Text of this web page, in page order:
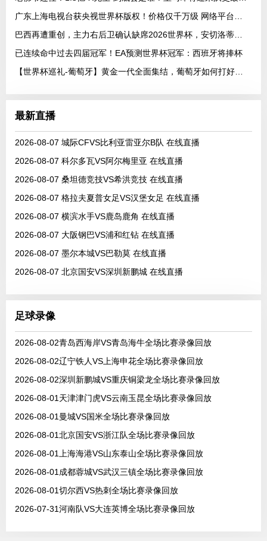
已连续命中过去四届冠军！EA预测世界杯冠军：西班牙将捧杯
最新直播
2026-08-07 城际CFVS比利亚雷亚尔B队 在线直播
2026-08-07 科尔多瓦VS阿尔梅里亚 在线直播
2026-08-07 桑坦德竞技VS希洪竞技 在线直播
2026-08-07 格拉夫夏普女足VS汉堡女足 在线直播
2026-08-07 横滨水手VS鹿岛鹿角 在线直播
2026-08-07 大阪钢巴VS浦和红钻 在线直播
2026-08-07 墨尔本城VS巴勒莫 在线直播
2026-08-07 北京国安VS深圳新鹏城 在线直播
足球录像
2026-08-02青岛西海岸VS青岛海牛全场比赛录像回放
2026-08-02辽宁铁人VS上海申花全场比赛录像回放
2026-08-02深圳新鹏城VS重庆铜梁龙全场比赛录像回放
2026-08-01天津津门虎VS云南玉昆全场比赛录像回放
2026-08-01曼城VS国米全场比赛录像回放
2026-08-01北京国安VS浙江队全场比赛录像回放
2026-08-01上海海港VS山东泰山全场比赛录像回放
2026-08-01成都蓉城VS武汉三镇全场比赛录像回放
2026-08-01切尔西VS热刺全场比赛录像回放
2026-07-31河南队VS大连英博全场比赛录像回放